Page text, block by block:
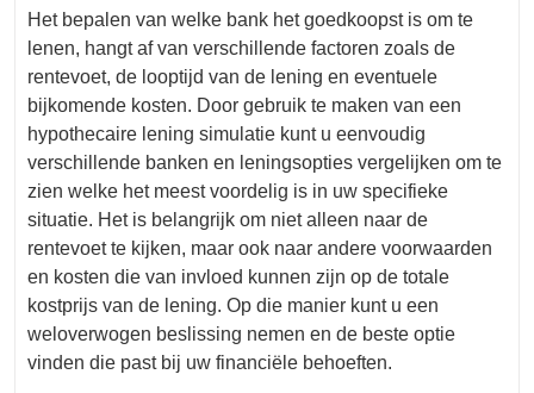
Het bepalen van welke bank het goedkoopst is om te
lenen, hangt af van verschillende factoren zoals de
rentevoet, de looptijd van de lening en eventuele
bijkomende kosten. Door gebruik te maken van een
hypothecaire lening simulatie kunt u eenvoudig
verschillende banken en leningsopties vergelijken om te
zien welke het meest voordelig is in uw specifieke
situatie. Het is belangrijk om niet alleen naar de
rentevoet te kijken, maar ook naar andere voorwaarden
en kosten die van invloed kunnen zijn op de totale
kostprijs van de lening. Op die manier kunt u een
weloverwogen beslissing nemen en de beste optie
vinden die past bij uw financiële behoeften.